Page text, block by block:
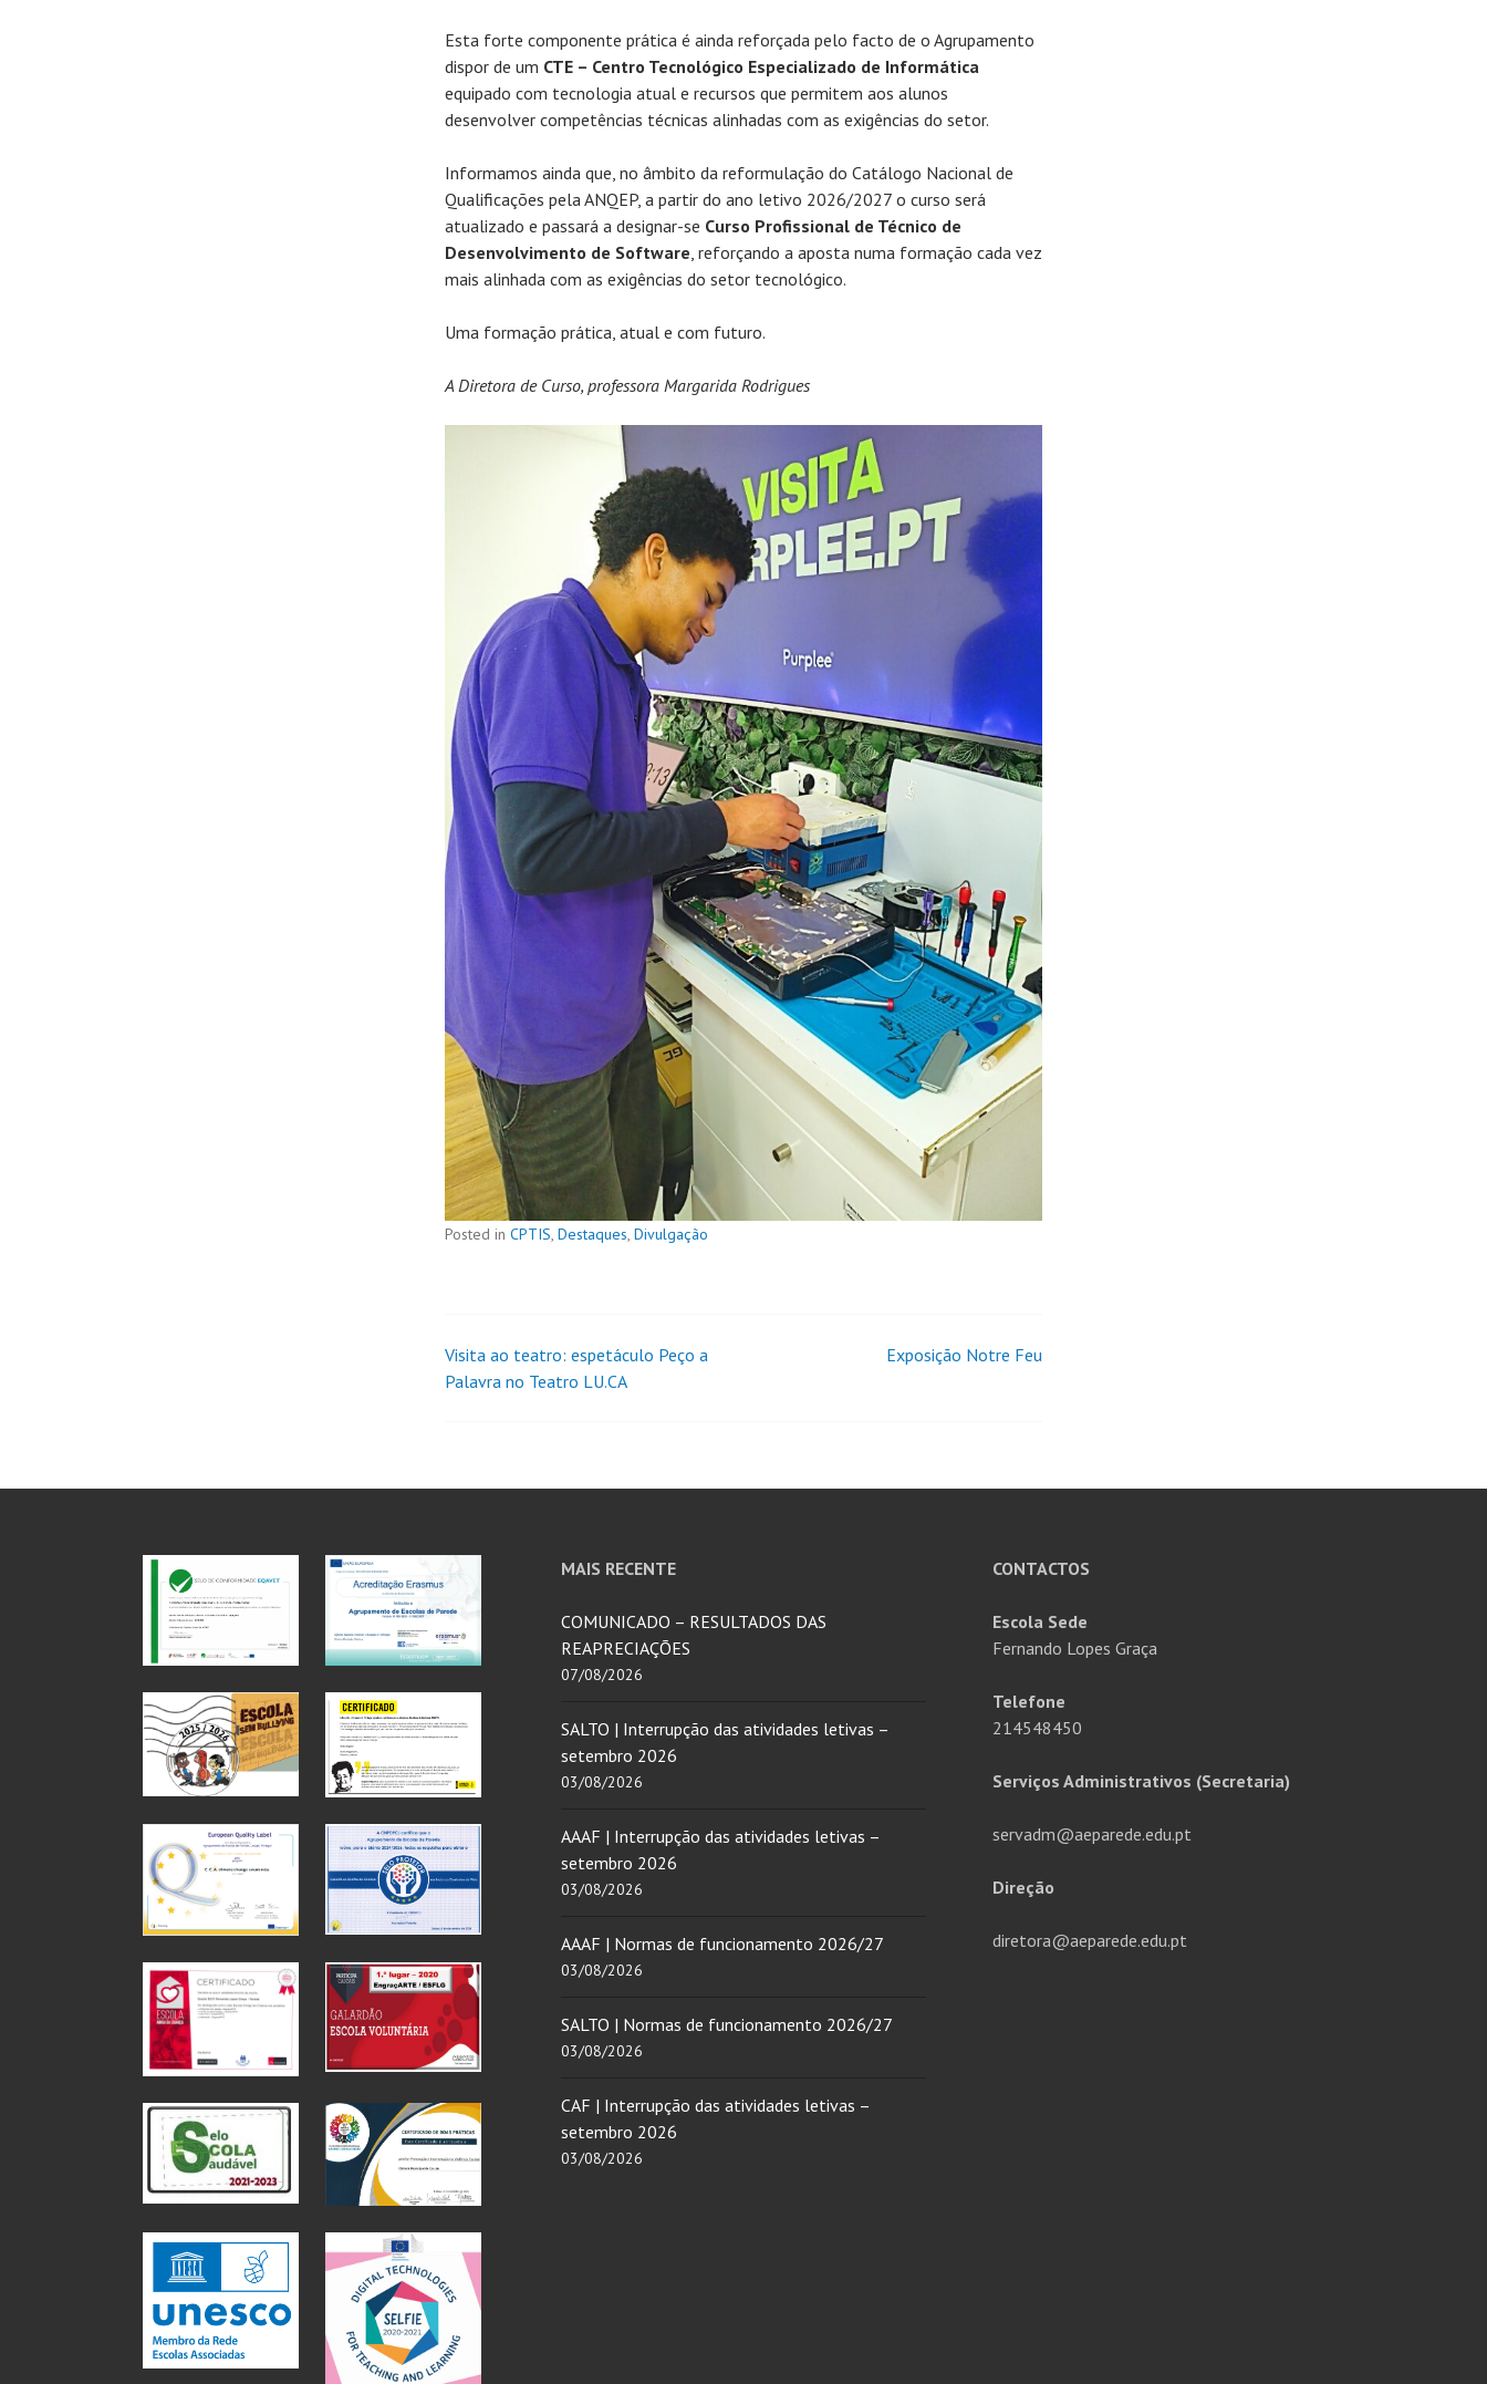
Esta forte componente prática é ainda reforçada pelo facto de o Agrupamento
dispor de um CTE – Centro Tecnológico Especializado de Informática
equipado com tecnologia atual e recursos que permitem aos alunos
desenvolver competências técnicas alinhadas com as exigências do setor.
Informamos ainda que, no âmbito da reformulação do Catálogo Nacional de
Qualificações pela ANQEP, a partir do ano letivo 2026/2027 o curso será
atualizado e passará a designar-se Curso Profissional de Técnico de
Desenvolvimento de Software, reforçando a aposta numa formação cada vez
mais alinhada com as exigências do setor tecnológico.
Uma formação prática, atual e com futuro.
A Diretora de Curso, professora Margarida Rodrigues
Posted in CPTIS, Destaques, Divulgação
Visita ao teatro: espetáculo Peço a
Palavra no Teatro LU.CA
Exposição Notre Feu
MAIS RECENTE
COMUNICADO – RESULTADOS DAS
REAPRECIAÇÕES
07/08/2026
SALTO | Interrupção das atividades letivas –
setembro 2026
03/08/2026
AAAF | Interrupção das atividades letivas –
setembro 2026
03/08/2026
AAAF | Normas de funcionamento 2026/27
03/08/2026
SALTO | Normas de funcionamento 2026/27
03/08/2026
CAF | Interrupção das atividades letivas –
setembro 2026
03/08/2026
CONTACTOS
Escola Sede
Fernando Lopes Graça
Telefone
214548450
Serviços Administrativos (Secretaria)
servadm@aeparede.edu.pt
Direção
diretora@aeparede.edu.pt